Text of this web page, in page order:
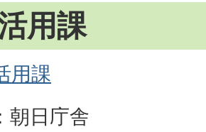
用課
用課
朝日庁舎